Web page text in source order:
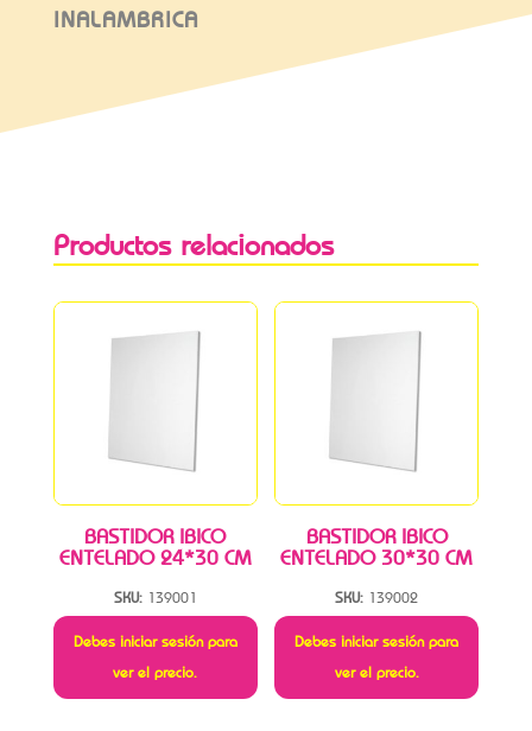
INALAMBRICA
Productos relacionados
BASTIDOR IBICO
ENTELADO 24*30 CM
SKU: 139001
Debes iniciar sesión para
ver el precio.
BASTIDOR IBICO
ENTELADO 30*30 CM
SKU: 139002
Debes iniciar sesión para
ver el precio.